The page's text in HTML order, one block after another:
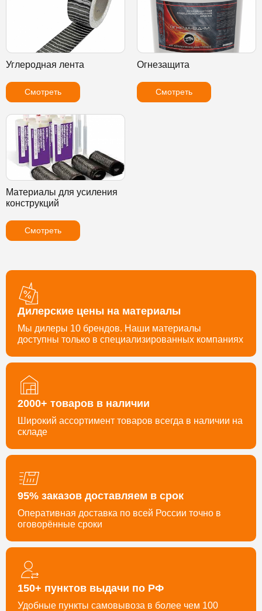
Углеродная лента
Смотреть
Огнезащита
Смотреть
Материалы для усиления
конструкций
Смотреть
Дилерские цены на материалы
Мы дилеры 10 брендов. Наши материалы
доступны только в специализированных компаниях
2000+ товаров в наличии
Широкий ассортимент товаров всегда в наличии на
складе
95% заказов доставляем в срок
Оперативная доставка по всей России точно в
оговорённые сроки
150+ пунктов выдачи по РФ
Удобные пункты самовывоза в более чем 100